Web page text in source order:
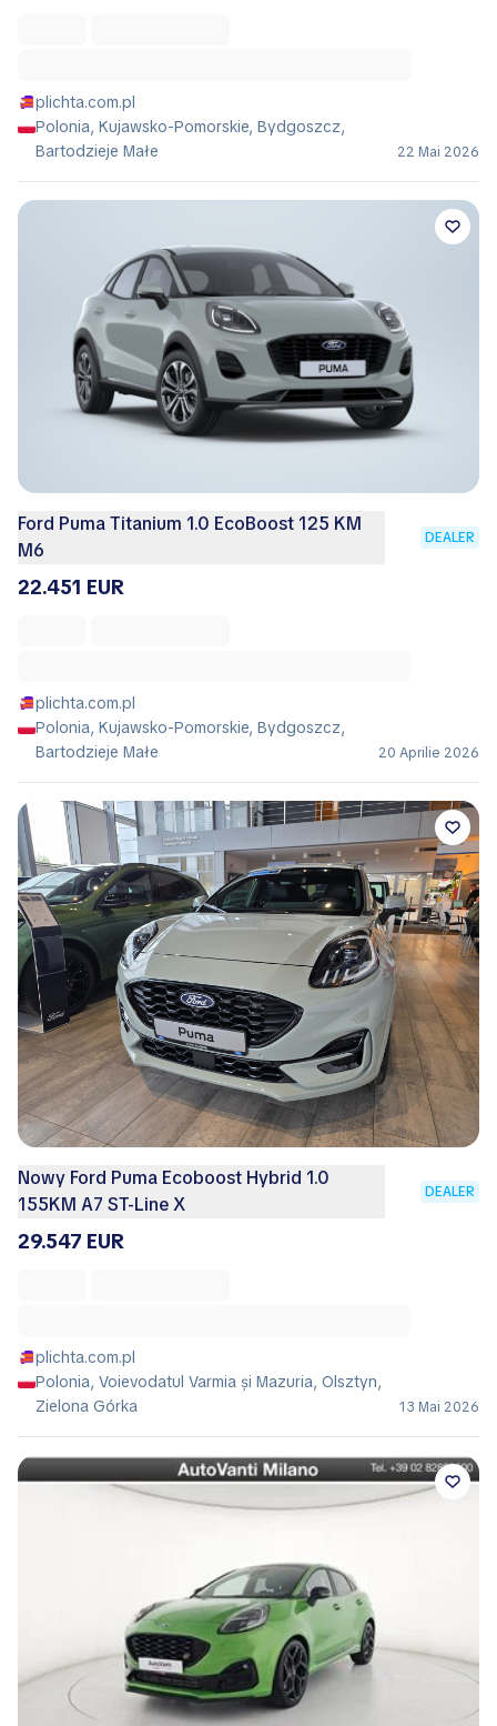
plichta.com.pl
Polonia, Kujawsko-Pomorskie, Bydgoszcz,
Bartodzieje Małe
22 Mai 2026
Ford Puma Titanium 1.0 EcoBoost 125 KM
M6
DEALER
22.451 EUR
plichta.com.pl
Polonia, Kujawsko-Pomorskie, Bydgoszcz,
Bartodzieje Małe
20 Aprilie 2026
Nowy Ford Puma Ecoboost Hybrid 1.0
155KM A7 ST-Line X
DEALER
29.547 EUR
plichta.com.pl
Polonia, Voievodatul Varmia și Mazuria, Olsztyn,
Zielona Górka
13 Mai 2026